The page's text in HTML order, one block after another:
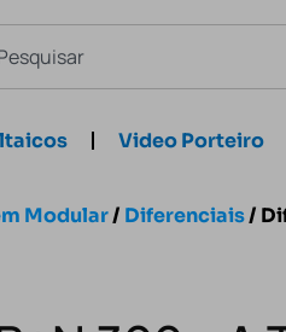
Video Porteiro
Modular/ Diferenciais/